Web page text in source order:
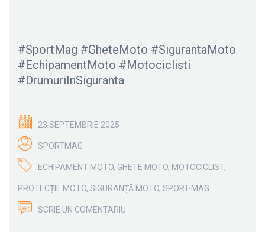
#SportMag #GheteMoto #SigurantaMoto
#EchipamentMoto #Motociclisti
#DrumuriInSiguranta
23 SEPTEMBRIE 2025
SPORTMAG
ECHIPAMENT MOTO, GHETE MOTO, MOTOCICLIST,
PROTECȚIE MOTO, SIGURANȚĂ MOTO, SPORT-MAG
SCRIE UN COMENTARIU